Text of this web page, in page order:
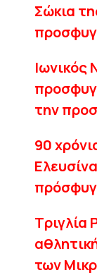
Σώκια
Ιωνικός
την
90
Τριγλία
των